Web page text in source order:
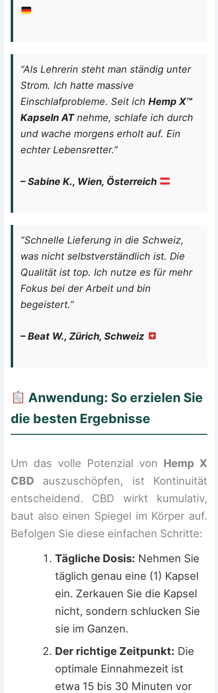
“Als Lehrerin steht man ständig unter
Strom. Ich hatte massive
Einschlafprobleme. Seit ichHemp X™
Kapseln ATnehme, schlafe ich durch
und wache morgens erholt auf. Ein
echter Lebensretter.”
– Sabine K., Wien, Österreich
“Schnelle Lieferung in die Schweiz,
was nicht selbstverständlich ist. Die
Qualität ist top. Ich nutze es für mehr
Fokus bei der Arbeit und bin
begeistert.”
– Beat W., Zürich, Schweiz
Anwendung: So erzielen Sie
die besten Ergebnisse
Um das volle Potenzial von Hemp X
CBD auszuschöpfen, ist Kontinuität
entscheidend. CBD wirkt kumulativ,
baut also einen Spiegel im Körper auf.
Befolgen Sie diese einfachen Schritte:
Tägliche Dosis: Nehmen Sie
täglich genau eine (1) Kapsel
ein. Zerkauen Sie die Kapsel
nicht, sondern schlucken Sie
sie im Ganzen.
Der richtige Zeitpunkt: Die
optimale Einnahmezeit ist
etwa 15 bis 30 Minuten vor